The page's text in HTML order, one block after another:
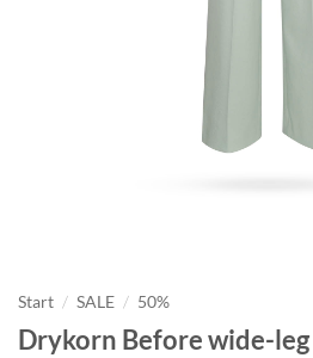
Start / SALE / 50%
Drykorn Before wide-leg